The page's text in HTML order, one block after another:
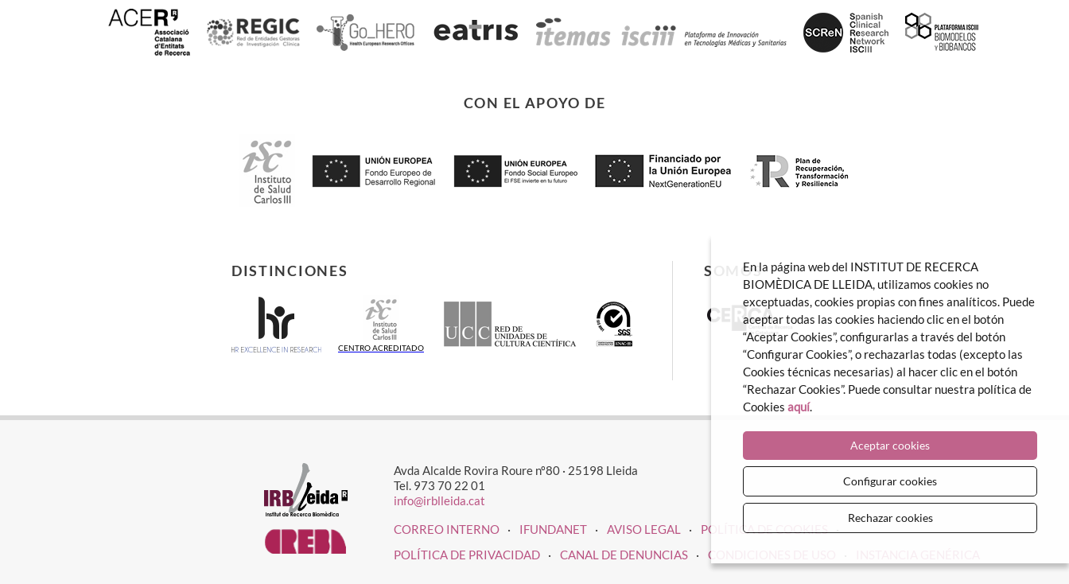
CON EL APOYO DE
DISTINCIONES
CENTRO ACREDITADO
SOMOS
Avda Alcalde Rovira Roure nº80 · 25198 Lleida
Tel. 973 70 22 01
info@irblleida.cat
CORREO INTERNO
IFUNDANET AVISO LEGAL
POLÍTICA DE COOKIES
POLÍTICA DE PRIVACIDAD
CANAL DE DENUNCIAS CONDICIONES DE USO
En la página web del INSTITUT DE RECERCA
BIOMÈDICA DE LLEIDA, utilizamos cookies no
exceptuadas, cookies propias con fines analíticos. Puede
aceptar todas las cookies haciendo clic en el botón
“Aceptar Cookies”, configurarlas a través del botón
“Configurar Cookies”, o rechazarlas todas (excepto las
Cookies técnicas necesarias) al hacer clic en el botón
“Rechazar Cookies”. Puede consultar nuestra política de
Cookies aquí.
Aceptar cookies
Configurar cookies
Rechazar cookies